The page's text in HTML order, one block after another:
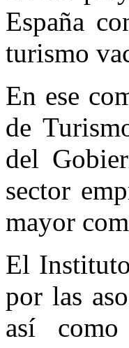
España
turismo
En ese
de
del
sector
mayor
El
por las
así